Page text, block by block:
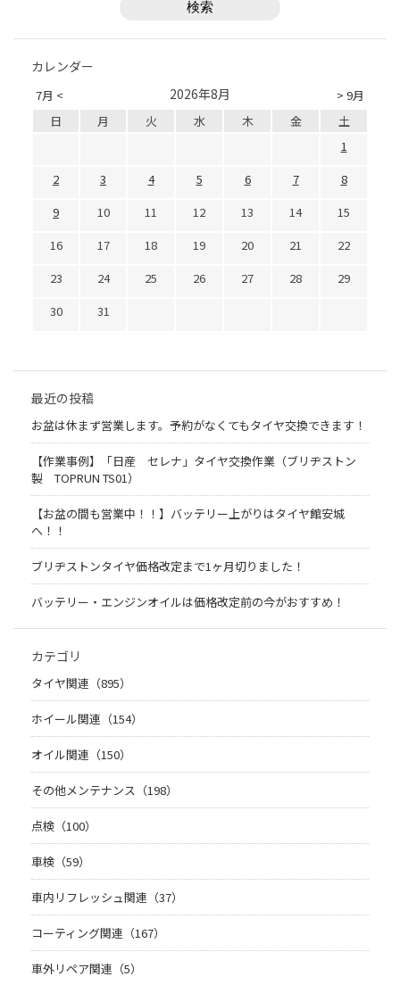
カレンダー
7月 < > 9月
2026年8月
日 月 火 水 木 金
土
1
2
3 4 5 6 7
8
9
10 11 12 13 14
15
16
17 18 19 20 21
22
23
24 25 26 27 28
29
30
31
最近の投稿
お盆は休まず営業します。予約がなくてもタイヤ交換できます！
【作業事例】「日産 セレナ」タイヤ交換作業（ブリヂストン
製 TOPRUN TS01）
【お盆の間も営業中！！】バッテリー上がりはタイヤ館安城
へ！！
ブリヂストンタイヤ価格改定まで1ヶ月切りました！
バッテリー・エンジンオイルは価格改定前の今がおすすめ！
カテゴリ
タイヤ関連（895）
ホイール関連（154）
オイル関連（150）
その他メンテナンス（198）
点検（100）
車検（59）
車内リフレッシュ関連（37）
コーティング関連（167）
車外リペア関連（5）